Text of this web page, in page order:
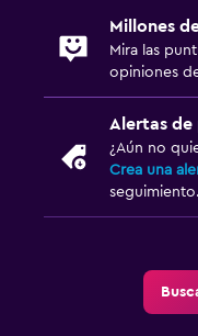
Millones
Mira las
opiniones
Alertas de
¿Aún no
Crea una
seguimiento.